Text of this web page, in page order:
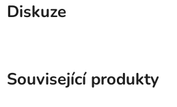
Diskuze
Související produkty